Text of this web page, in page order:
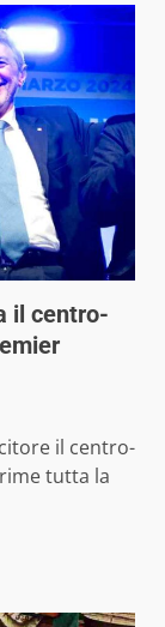
il centro-
il centro-
tutta la